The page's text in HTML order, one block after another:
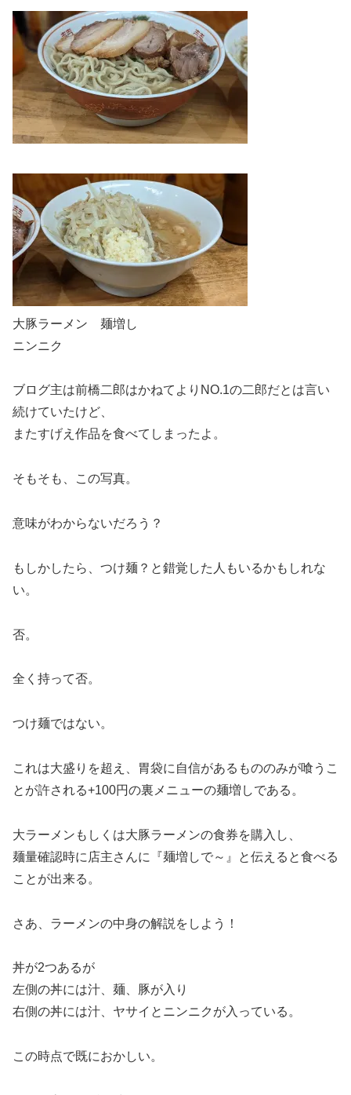
大豚ラーメン 麺増し
ニンニク
ブログ主は前橋二郎はかねてよりNO.1の二郎だとは言い
続けていたけど、
またすげえ作品を食べてしまったよ。
そもそも、この写真。
意味がわからないだろう？
もしかしたら、つけ麺？と錯覚した人もいるかもしれな
い。
否。
全く持って否。
つけ麺ではない。
これは大盛りを超え、胃袋に自信があるもののみが喰うこ
とが許される+100円の裏メニューの麺増しである。
大ラーメンもしくは大豚ラーメンの食券を購入し、
麺量確認時に店主さんに『麺増しで～』と伝えると食べる
ことが出来る。
さあ、ラーメンの中身の解説をしよう！
丼が2つあるが
左側の丼には汁、麺、豚が入り
右側の丼には汁、ヤサイとニンニクが入っている。
この時点で既におかしい。